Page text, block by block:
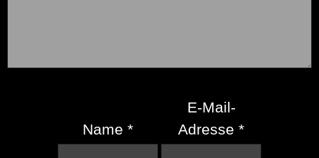
Name *
E-Mail-
Adresse*